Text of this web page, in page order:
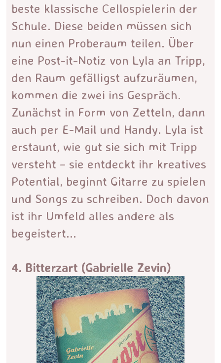
beste klassische Cellospielerin der
Schule. Diese beiden müssen sich
nun einen Proberaum teilen. Über
eine Post-it-Notiz von Lyla an Tripp,
den Raum gefälligst aufzuräumen,
kommen die zwei ins Gespräch.
Zunächst in Form von Zetteln, dann
auch per E-Mail und Handy. Lyla ist
erstaunt, wie gut sie sich mit Tripp
versteht – sie entdeckt ihr kreatives
Potential, beginnt Gitarre zu spielen
und Songs zu schreiben. Doch davon
ist ihr Umfeld alles andere als
begeistert...
4. Bitterzart (Gabrielle Zevin)